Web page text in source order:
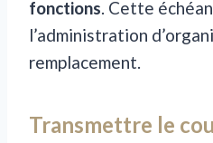
fonctions. Cette
l’administration
remplacement.
Transmettre le